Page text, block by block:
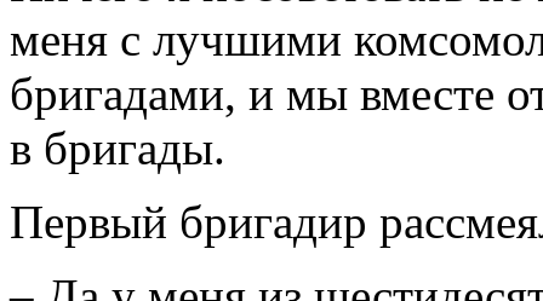
меня с лучшими
бригадами, и мы вместе
в бригады.
Первый бригадир